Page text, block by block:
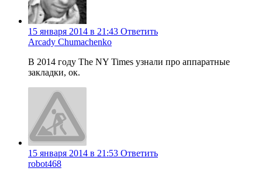
15 января 2014 в 21:43 Ответить
Arcady Chumachenko
В 2014 году The NY Times узнали про аппаратные
закладки, ок.
15 января 2014 в 21:53 Ответить
robot468